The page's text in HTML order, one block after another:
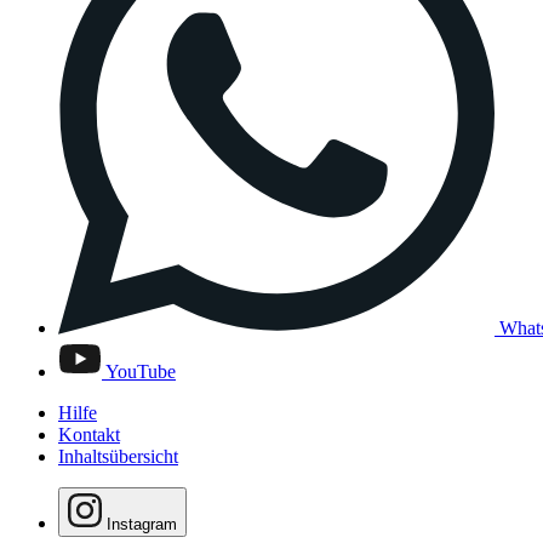
YouTube
Hilfe
Kontakt
Inhaltsübersicht
Instagram